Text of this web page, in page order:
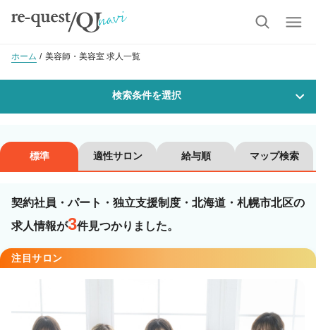
ホーム 美容師・美容室 求人一覧
検索条件を選択
沿線・駅を選択 市区町村を選択
札幌市北区
職種・技能ランク
美容師スタイリスト 美容師アシスタント
標準 適性サロン 給与順 マップ検索
契約社員・パート・独立支援制度・北海道・札幌市北区の
求人情報が3件見つかりました。
注目サロン